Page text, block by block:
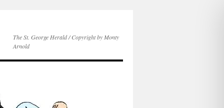
The St. George Herald / Copyright by Monty
Arnold